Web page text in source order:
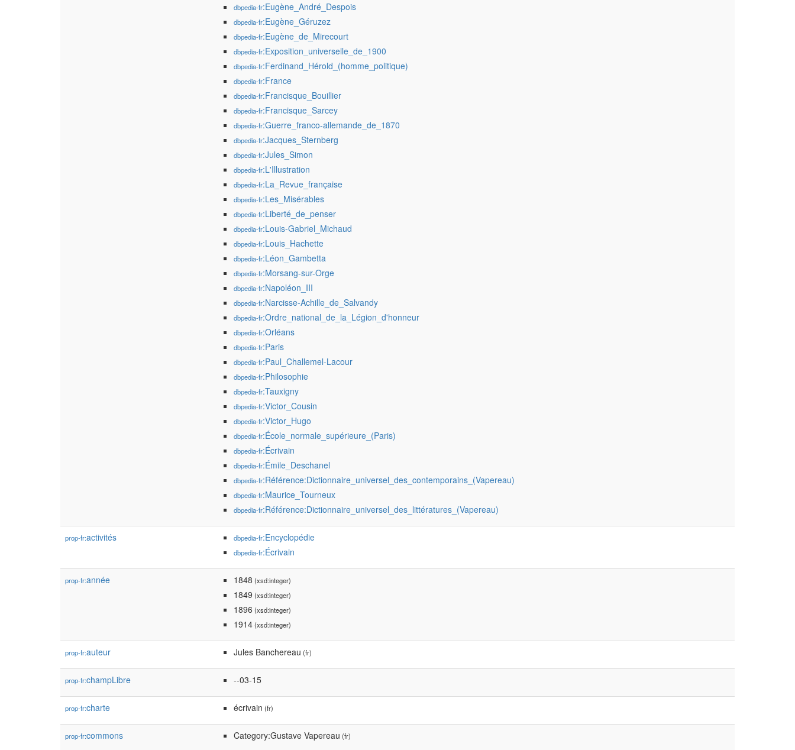
dbpedia-fr:Eugène_André_Despois
dbpedia-fr:Eugène_Géruzez
dbpedia-fr:Eugène_de_Mirecourt
dbpedia-fr:Exposition_universelle_de_1900
dbpedia-fr:Ferdinand_Hérold_(homme_politique)
dbpedia-fr:France
dbpedia-fr:Francisque_Bouillier
dbpedia-fr:Francisque_Sarcey
dbpedia-fr:Guerre_franco-allemande_de_1870
dbpedia-fr:Jacques_Sternberg
dbpedia-fr:Jules_Simon
dbpedia-fr:L'Illustration
dbpedia-fr:La_Revue_française
dbpedia-fr:Les_Misérables
dbpedia-fr:Liberté_de_penser
dbpedia-fr:Louis-Gabriel_Michaud
dbpedia-fr:Louis_Hachette
dbpedia-fr:Léon_Gambetta
dbpedia-fr:Morsang-sur-Orge
dbpedia-fr:Napoléon_III
dbpedia-fr:Narcisse-Achille_de_Salvandy
dbpedia-fr:Ordre_national_de_la_Légion_d'honneur
dbpedia-fr:Orléans
dbpedia-fr:Paris
dbpedia-fr:Paul_Challemel-Lacour
dbpedia-fr:Philosophie
dbpedia-fr:Tauxigny
dbpedia-fr:Victor_Cousin
dbpedia-fr:Victor_Hugo
dbpedia-fr:École_normale_supérieure_(Paris)
dbpedia-fr:Écrivain
dbpedia-fr:Émile_Deschanel
dbpedia-fr:Référence:Dictionnaire_universel_des_contemporains_(Vapereau)
dbpedia-fr:Maurice_Tourneux
dbpedia-fr:Référence:Dictionnaire_universel_des_littératures_(Vapereau)
prop-fr:activités dbpedia-fr:Encyclopédie
dbpedia-fr:Écrivain
prop-fr:année 1848 (xsd:integer)
1849 (xsd:integer)
1896 (xsd:integer)
1914(xsd:integer)
prop-fr:auteur Jules Banchereau (fr)
prop-fr:champLibre --03-15
prop-fr:charte écrivain (fr)
prop-fr:commons Category:Gustave Vapereau (fr)